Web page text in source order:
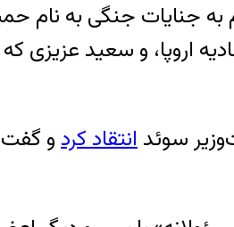
جنایات جنگی به نام
اروپا، و سعید عزیزی که
انتقاد کردو